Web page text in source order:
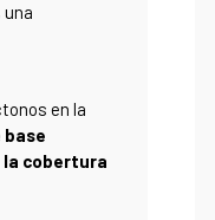
en la
base
la cobertura